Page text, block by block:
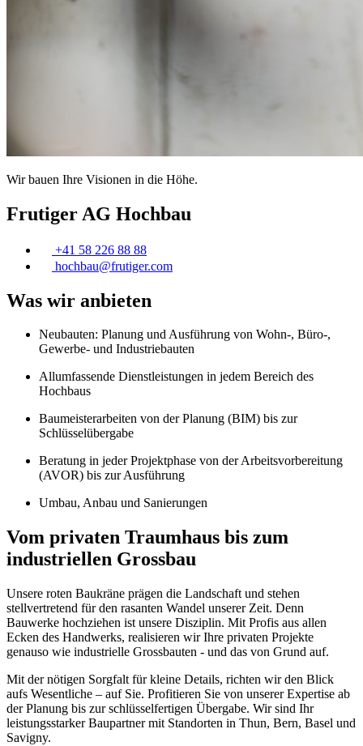
Wir bauen Ihre Visionen in die Höhe.
Frutiger AG Hochbau
+41 58 226 88 88
hochbau@frutiger.com
Was wir anbieten
Neubauten: Planung und Ausführung von Wohn-, Büro-,
Gewerbe- und Industriebauten
Allumfassende Dienstleistungen in jedem Bereich des
Hochbaus
Baumeisterarbeiten von der Planung (BIM) bis zur
Schlüsselübergabe
Beratung in jeder Projektphase von der Arbeitsvorbereitung
(AVOR) bis zur Ausführung
Umbau, Anbau und Sanierungen
Vom privaten Traumhaus bis zum
industriellen Grossbau
Unsere roten Baukräne prägen die Landschaft und stehen
stellvertretend für den rasanten Wandel unserer Zeit. Denn
Bauwerke hochziehen ist unsere Disziplin. Mit Profis aus allen
Ecken des Handwerks, realisieren wir Ihre privaten Projekte
genauso wie industrielle Grossbauten - und das von Grund auf.
Mit der nötigen Sorgfalt für kleine Details, richten wir den Blick
aufs Wesentliche – auf Sie. Profitieren Sie von unserer Expertise ab
der Planung bis zur schlüsselfertigen Übergabe. Wir sind Ihr
leistungsstarker Baupartner mit Standorten in Thun, Bern, Basel und
Savigny.